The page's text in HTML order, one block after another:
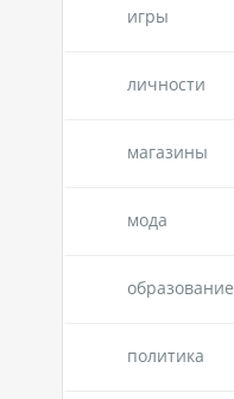
игры
личности
магазины
мода
образование
политика